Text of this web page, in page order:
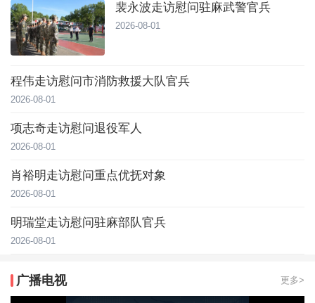
裴永波走访慰问驻麻武警官兵
2026-08-01
程伟走访慰问市消防救援大队官兵
2026-08-01
项志奇走访慰问退役军人
2026-08-01
肖裕明走访慰问重点优抚对象
2026-08-01
明瑞堂走访慰问驻麻部队官兵
2026-08-01
广播电视 更多>